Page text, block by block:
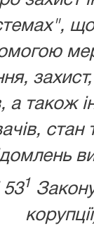
а також
стан
531